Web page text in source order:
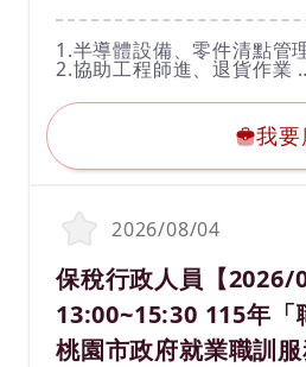
工作內容
1.半導體設備、零件清點管
2.協助工程師進、退貨作業
4.定期盤點
5.須穿著全套無塵衣
6.搬運15公斤以內重物(皆
我要應徵
我
2026/08/04
職務名稱(職業類別)
保稅行政人員【
13:00~15:30 115年「
桃園市政府就業職訓